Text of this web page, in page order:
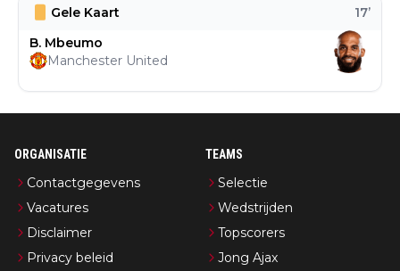
Gele Kaart 17’
B. Mbeumo
Manchester United
ORGANISATIE
Contactgegevens
Vacatures
Disclaimer
Privacy beleid
TEAMS
Selectie
Wedstrijden
Topscorers
Jong Ajax